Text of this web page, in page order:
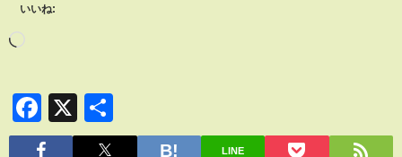
いいね:
Facebook
X
有
LINE